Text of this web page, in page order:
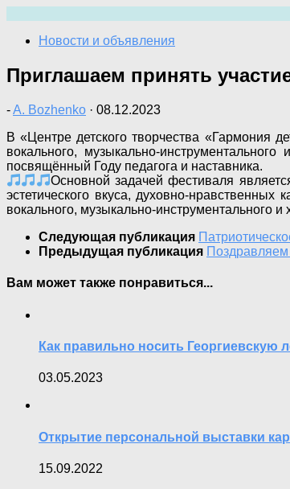
содержимому
Новости и объявления
Приглашаем принять
-A. Bozhenko · 08.12.2023
В «Центре детского творчества «Гармония
вокального, музыкально-
посвящённый Году педагога и наставника.
Основной задачей фестиваля
эстетического вкуса, духовно-
вокального, музыкально-инструментального и
Следующая публикация
Предыдущая публикация
Вам может также понравиться...
Как правильно носить Георгиевскую
03.05.2023
Открытие персональной выставки
15.09.2022